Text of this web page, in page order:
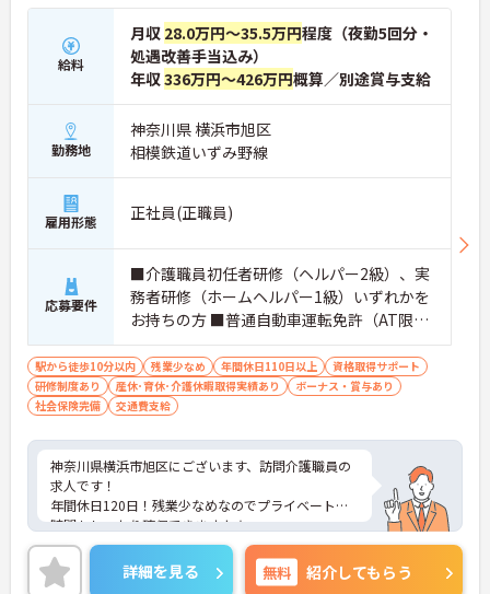
給料
月収 28.0万円～35.5万円程度（夜勤5回分・
処遇改善手当込み）
年収336万円～426万円概算／別途賞与支給
勤務地
神奈川県 横浜市旭区
相模鉄道いずみ野線
雇用形態 正社員(正職員)
応募要件
■介護職員初任者研修（ヘルパー2級）、実
務者研修（ホームヘルパー1級）いずれかを
お持ちの方 ■普通自動車運転免許（AT限定
可）※業務で運転します
駅から徒歩10分以内 残業少なめ 年間休日110日以上
資格取得サポート
研修制度あり
産休･育休･介護休暇取得実績あり
ボーナス・賞与あり
社会保険完備
交通費支給
神奈川県横浜市旭区にございます、訪問介護職員の
求人です！
年間休日120日！残業少なめなのでプライベートの
時間もしっかり確保できますよ★
ご興味ある方には、面接対策ポイントなど、さらに
詳細をお話しいたしますのでお気軽にご相談くださ
い！
詳細を見る 無料 紹介してもらう